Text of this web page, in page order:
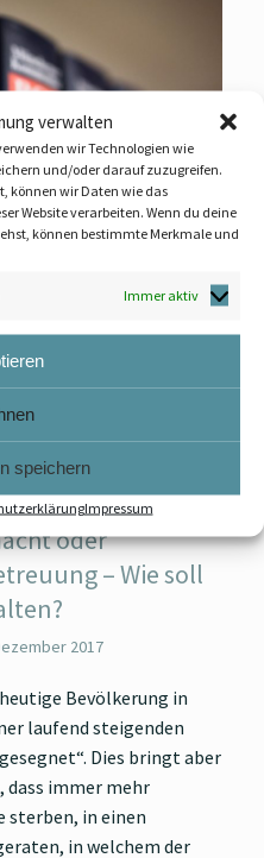
verwalten
wir Technologien wie
und/oder darauf zuzugreifen.
können wir Daten wie das
Website verarbeiten. Wenn du deine
können bestimmte Merkmale und
Immer aktiv
speichern
Impressum
oder
– Wie soll
2017
Bevölkerung in
laufend steigenden
Dies bringt aber
dass immer mehr
sterben, in einen
in welchem der